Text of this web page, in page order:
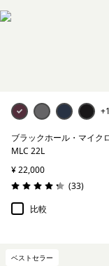
+1
ブラックホール・マイク
MLC 22L
¥ 22,000
評価: 4.2 / 5
(33レビュー
)
比較
ベストセラー